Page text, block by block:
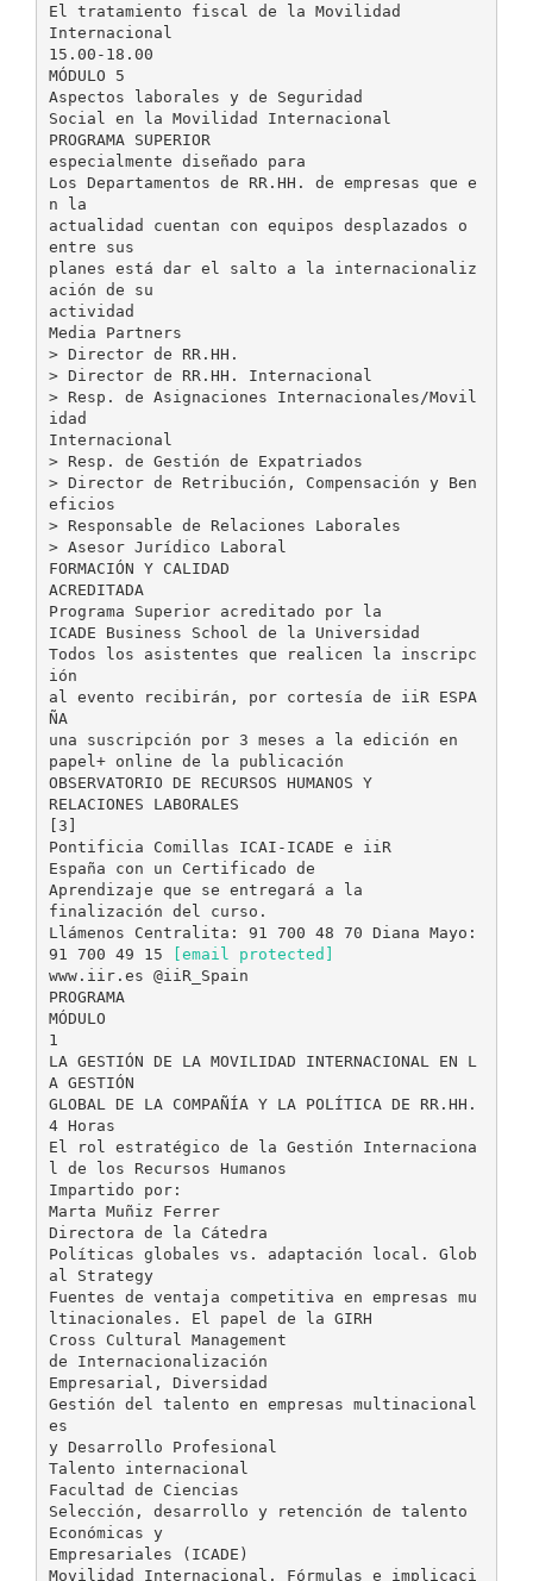
El tratamiento fiscal de la Movilidad
Internacional
15.00-18.00
MÓDULO 5
Aspectos laborales y de Seguridad
Social en la Movilidad Internacional
PROGRAMA SUPERIOR
especialmente diseñado para
Los Departamentos de RR.HH. de empresas que e
n la
actualidad cuentan con equipos desplazados o
entre sus
planes está dar el salto a la internacionaliz
ación de su
actividad
Media Partners
> Director de RR.HH.
> Director de RR.HH. Internacional
> Resp. de Asignaciones Internacionales/Movil
idad
Internacional
> Resp. de Gestión de Expatriados
> Director de Retribución, Compensación y Ben
eficios
> Responsable de Relaciones Laborales
> Asesor Jurídico Laboral
FORMACIÓN Y CALIDAD
ACREDITADA
Programa Superior acreditado por la
ICADE Business School de la Universidad
Todos los asistentes que realicen la inscripc
ión
al evento recibirán, por cortesía de iiR ESPA
ÑA
una suscripción por 3 meses a la edición en
papel+ online de la publicación
OBSERVATORIO DE RECURSOS HUMANOS Y
RELACIONES LABORALES
[3]
Pontificia Comillas ICAI-ICADE e iiR
España con un Certificado de
Aprendizaje que se entregará a la
finalización del curso.
Llámenos Centralita: 91 700 48 70 Diana Mayo:
91 700 49 15
[email protected]
www.iir.es @iiR_Spain
PROGRAMA
MÓDULO
1
LA GESTIÓN DE LA MOVILIDAD INTERNACIONAL EN L
A GESTIÓN
GLOBAL DE LA COMPAÑÍA Y LA POLÍTICA DE RR.HH.
4 Horas
El rol estratégico de la Gestión Internaciona
l de los Recursos Humanos
Impartido por:
Marta Muñiz Ferrer
Directora de la Cátedra
Políticas globales vs. adaptación local. Glob
al Strategy
Fuentes de ventaja competitiva en empresas mu
ltinacionales. El papel de la GIRH
Cross Cultural Management
de Internacionalización
Empresarial, Diversidad
Gestión del talento en empresas multinacional
es
y Desarrollo Profesional
Talento internacional
Facultad de Ciencias
Selección, desarrollo y retención de talento
Económicas y
Empresariales (ICADE)
Movilidad Internacional. Fórmulas e implicaci